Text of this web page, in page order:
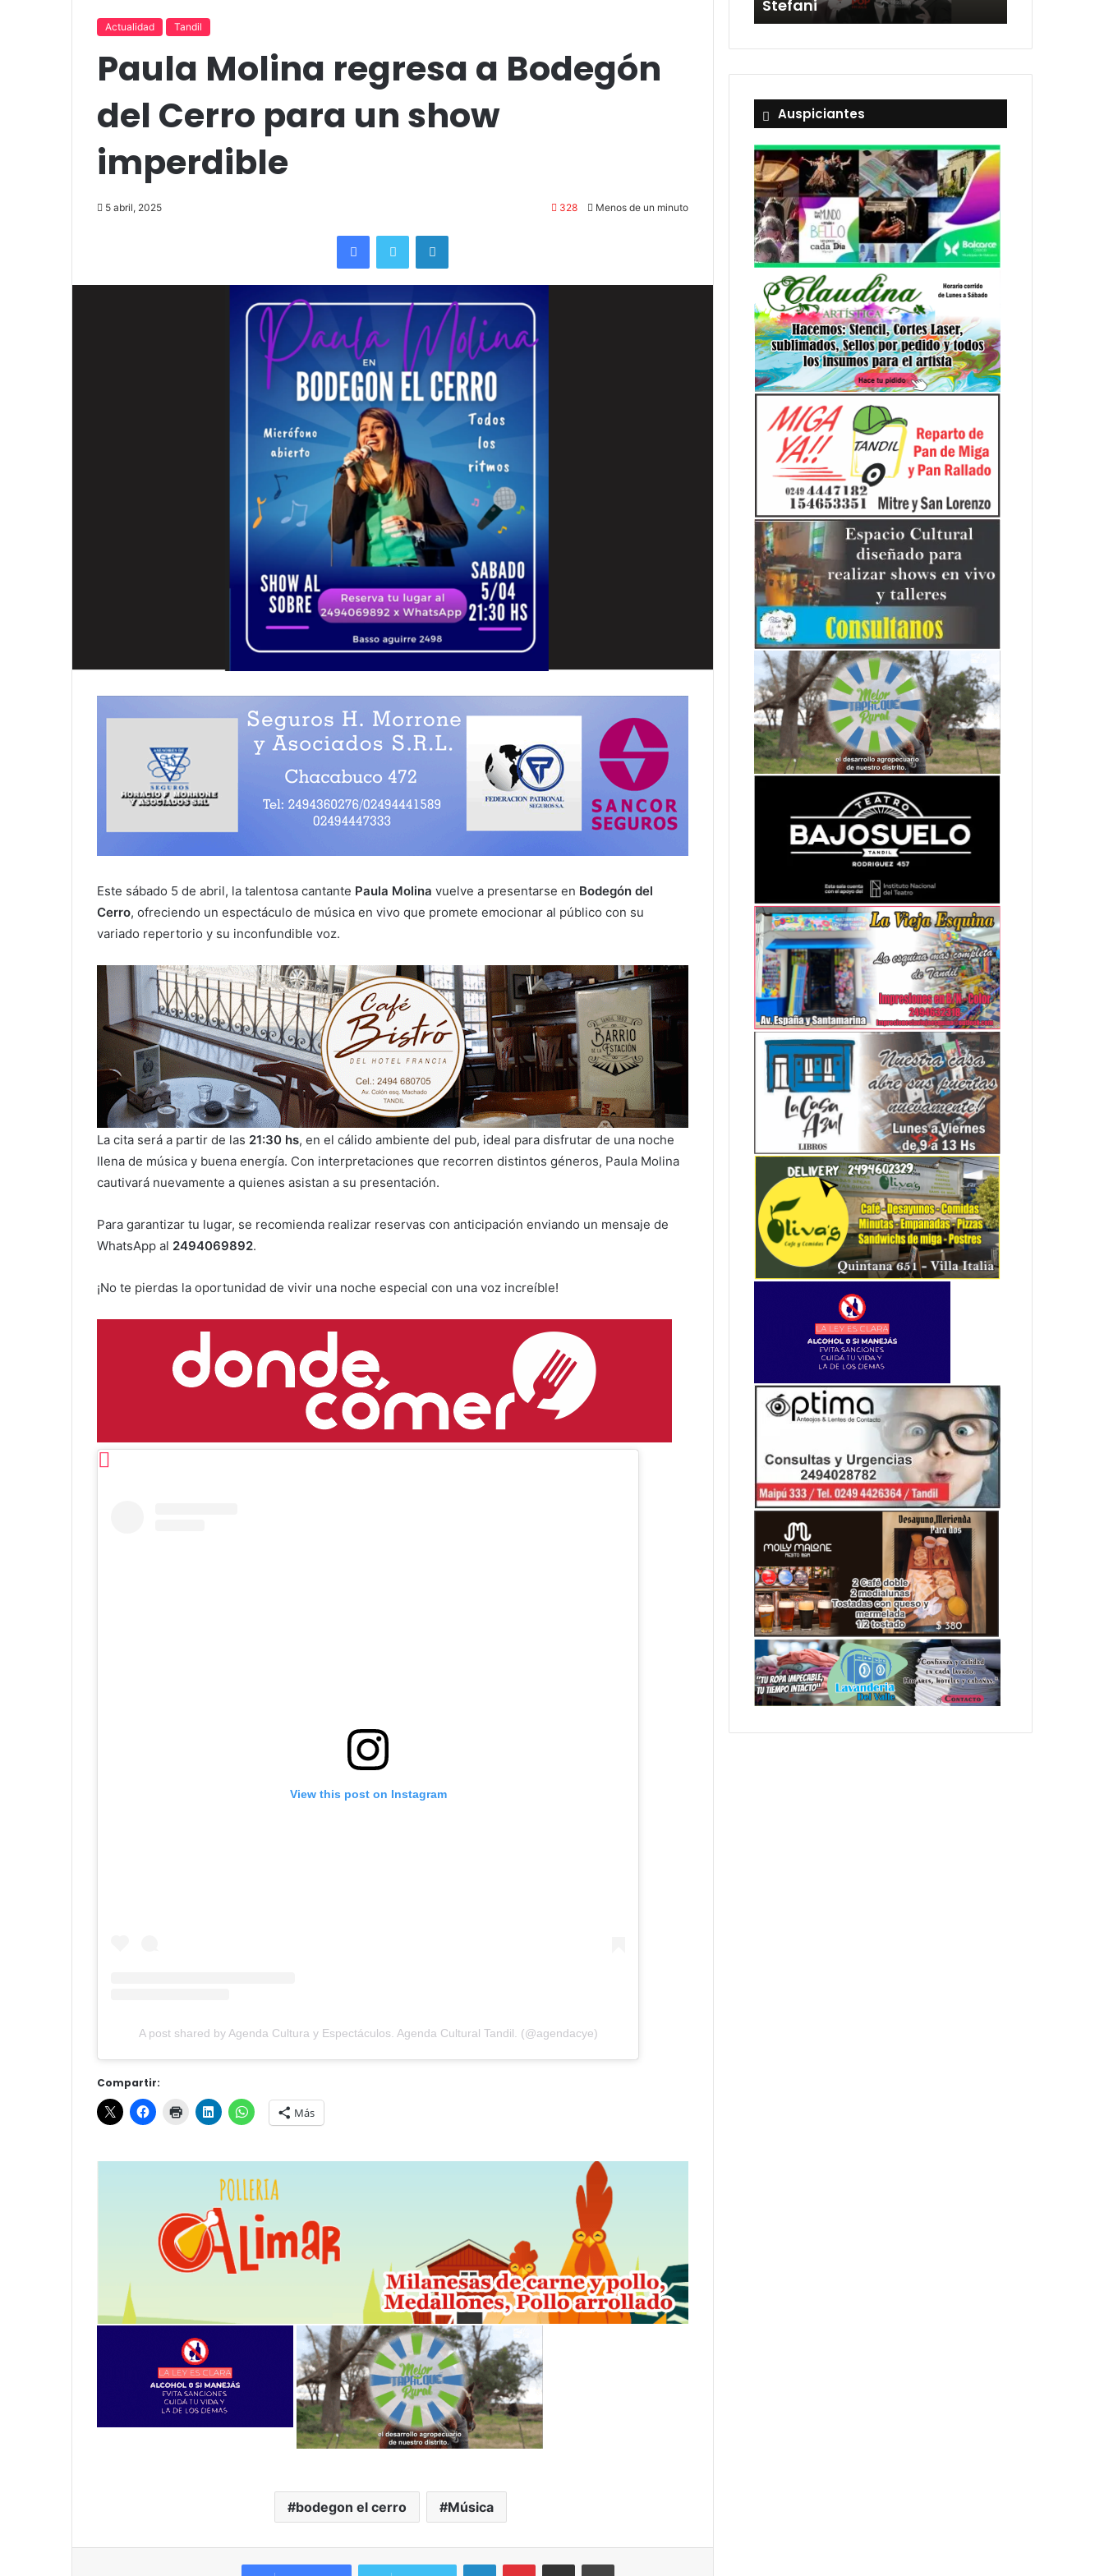
Actualidad Tandil
Paula Molina regresa a Bodegón
del Cerro para un show
imperdible
5 abril, 2025 328 Menos de un minuto
Este sábado 5 de abril, la talentosa cantante Paula Molina vuelve a presentarse en Bodegón del
Cerro, ofreciendo un espectáculo de música en vivo que promete emocionar al público con su
variado repertorio y su inconfundible voz.
La cita será a partir de las 21:30 hs, en el cálido ambiente del pub, ideal para disfrutar de una noche
llena de música y buena energía. Con interpretaciones que recorren distintos géneros, Paula Molina
cautivará nuevamente a quienes asistan a su presentación.
Para garantizar tu lugar, se recomienda realizar reservas con anticipación enviando un mensaje de
WhatsApp al 2494069892.
¡No te pierdas la oportunidad de vivir una noche especial con una voz increíble!
View this post on Instagram
A post shared by Agenda Cultura y Espectáculos. Agenda Cultural Tandil. (@agendacye)
Compartir:
Más
bodegon el cerro Música
funciones en Tandil
Amigos»
Stefani
Auspiciantes